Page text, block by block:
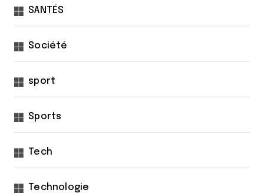
SANTÉS
Société
sport
Sports
Tech
Technologie